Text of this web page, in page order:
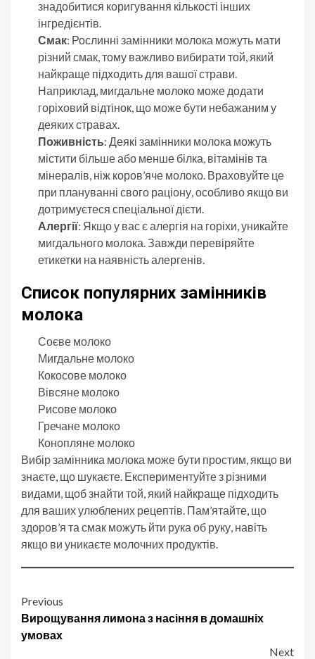
знадобитися коригування кількості інших
інгредієнтів.
Смак: Рослинні замінники молока можуть мати
різний смак, тому важливо вибирати той, який
найкраще підходить для вашої страви.
Наприклад, мигдальне молоко може додати
горіховий відтінок, що може бути небажаним у
деяких стравах.
Поживність: Деякі замінники молока можуть
містити більше або менше білка, вітамінів та
мінералів, ніж коров’яче молоко. Враховуйте це
при плануванні свого раціону, особливо якщо ви
дотримуєтеся спеціальної дієти.
Алергії: Якщо у вас є алергія на горіхи, уникайте
мигдального молока. Завжди перевіряйте
етикетки на наявність алергенів.
Список популярних замінників
молока
Соєве молоко
Мигдальне молоко
Кокосове молоко
Вівсяне молоко
Рисове молоко
Гречане молоко
Конопляне молоко
Вибір замінника молока може бути простим, якщо ви
знаєте, що шукаєте. Експериментуйте з різними
видами, щоб знайти той, який найкраще підходить
для ваших улюблених рецептів. Пам’ятайте, що
здоров’я та смак можуть йти рука об руку, навіть
якщо ви уникаєте молочних продуктів.
Post
navigation
Previous
Вирощування лимона з насіння в домашніх
умовах
Next